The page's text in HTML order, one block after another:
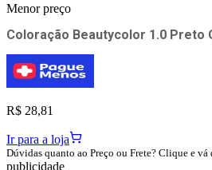
Menor preço
Coloração Beautycolor 1.0 Preto
R$ 28,81
Ir para a loja
Dúvidas quanto ao Preço ou Frete? Clique e vá
publicidade